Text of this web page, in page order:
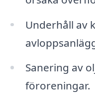
Underhåll av
Sanering av
föroreningar.